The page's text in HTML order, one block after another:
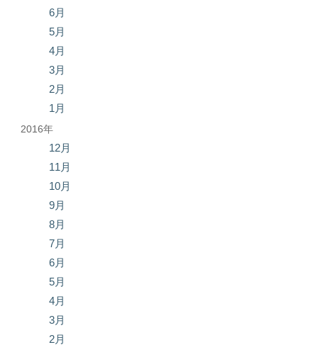
6月
5月
4月
3月
2月
1月
2016年
12月
11月
10月
9月
8月
7月
6月
5月
4月
3月
2月